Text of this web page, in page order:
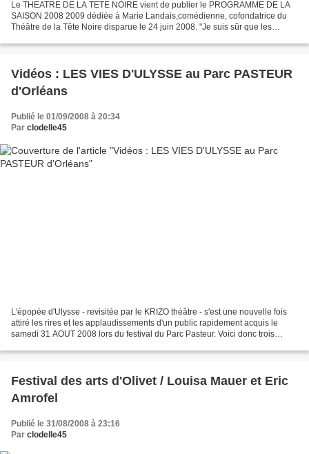
Le THEATRE DE LA TETE NOIRE vient de publier le PROGRAMME DE LA
SAISON 2008 2009 dédiée à Marie Landais,comédienne, cofondatrice du
Théâtre de la Tête Noire disparue le 24 juin 2008. "Je suis sûr que les
Vidéos : LES VIES D'ULYSSE au Parc PASTEUR
d'Orléans
Publié le 01/09/2008 à 20:34
Par clodelle45
L'épopée d'Ulysse - revisitée par le KRIZO théâtre - s'est une nouvelle fois
attiré les rires et les applaudissements d'un public rapidement acquis le
samedi 31 AOUT 2008 lors du festival du Parc Pasteur. Voici donc trois
Festival des arts d'Olivet / Louisa Mauer et Eric
Amrofel
Publié le 31/08/2008 à 23:16
Par clodelle45